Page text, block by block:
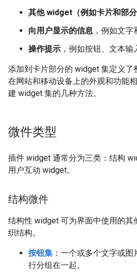
其他 widget（例如卡片和部
向用户显示的信息 ，例如文
操作提示 ，例如按钮、文本输
添加到卡片部分的 widget 集定义
在网站和移动设备上的外观和功能相
建 widget 集的几种方法。
微件类型
插件 widget 通常分为三类：结构
用户互动 widget。
结构微件
结构性 widget 可为界面中使用的其
织结构。
按钮集 ：一个或多个文字或
行分组在一起。